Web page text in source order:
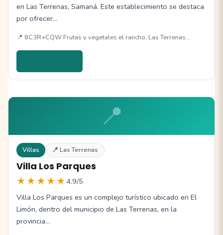
en Las Terrenas, Samaná. Este establecimiento se destaca
por ofrecer…
📍 8C3R+CQW Frutas y vegetales el rancho, Las Terrenas…
📍
Villas 📍 Las Terrenas
Villa Los Parques
★★★★★ 4.9/5
Villa Los Parques es un complejo turístico ubicado en El
Limón, dentro del municipio de Las Terrenas, en la
provincia…